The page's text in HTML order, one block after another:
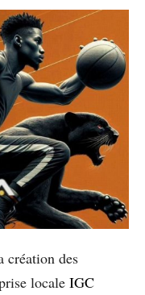
création des
locale IGC